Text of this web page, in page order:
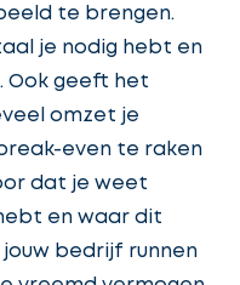
te brengen.
je nodig hebt en
Ook geeft het
omzet je
even te raken
dat je weet
en waar dit
bedrijf runnen